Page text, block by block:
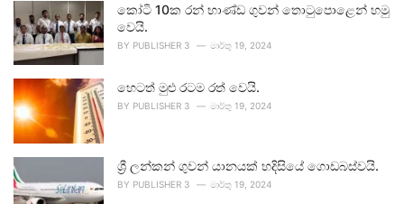
කෝටි 10ක රන් භාණ්ඩ ගුවන් තොටුපොළෙන් හමු
වෙයි.
BY PUBLISHER 3 මාර්තු 19, 2024
හෙටත් මුළු රටම රත් වෙයි.
BY PUBLISHER 3 මාර්තු 19, 2024
ශ්‍රී ලන්කන් ගුවන් යානයක් හදිසියේ ගොඩබස්වයි.
BY PUBLISHER 3 මාර්තු 19, 2024